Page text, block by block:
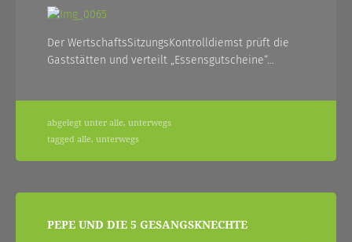
zwischendurch
nebenher…
Der WertschaftsSitzungsKontrolldiemst prüft die
Gaststätten und verteilt „Essensgutscheine“…
abgelegt unter alle, unterwegs
tagged alle, unterwegs
beitragsnavigation
PEPE UND DIE 5 GESANGSKNECHTE